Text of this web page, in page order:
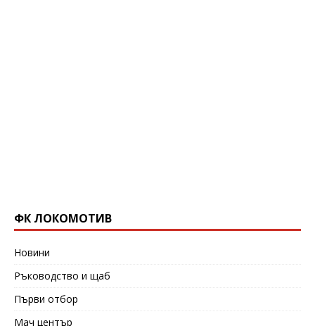
ФК ЛОКОМОТИВ
Новини
Ръководство и щаб
Първи отбор
Мач център